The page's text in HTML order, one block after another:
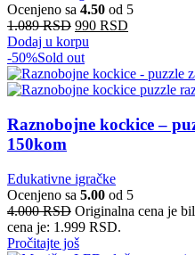
Ocenjeno sa 4.50 od 5
1.089RSD 990 RSD
Dodaj u korpu
-50%Sold out
Raznobojne kockice –
150kom
Edukativne igračke
Ocenjeno sa 5.00 od 5
4.000RSD Originalna cena je
cena je: 1.999 RSD.
Pročitajte još